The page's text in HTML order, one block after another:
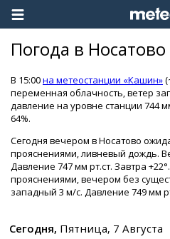
Погода в
В 15:00на метеостанции «Кашин»
переменная облачность, ветер
давление на уровне станции 744
64%.
Сегодня вечером в Носатово
прояснениями, ливневый дождь.
Давление 747 мм рт.ст. Завтра
прояснениями, вечером без
западный 3 м/с. Давление 749 мм
Сегодня, Пятница, 7 Августа